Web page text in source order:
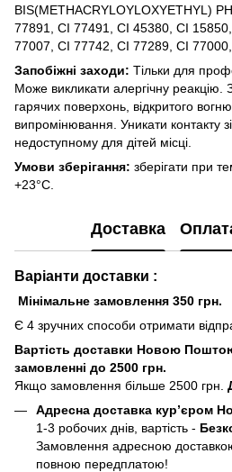
BIS(METHACRYLOYLOXYETHYL)
77891, CI 77491, CI 45380, CI
77007, CI 77742, CI 77289, CI
Запобіжні заходи: Тільки для
Може викликати алергічну реакцію.
гарячих поверхонь, відкритого
випромінювання. Уникати контакту
недоступному для дітей місці.
Умови зберігання: зберігати при
+23°C.
Доставка
Варіанти доставки :
Мінімальне замовлення 350 грн.
Є 4 зручних способи отримати
Вартість доставки Новою
замовленні до 2500 грн.
Якщо замовлення більше 2500 грн.
Адресна доставка кур’єром
1-3 робочих днів, вартість -
Замовлення адресною
повною передплатою!